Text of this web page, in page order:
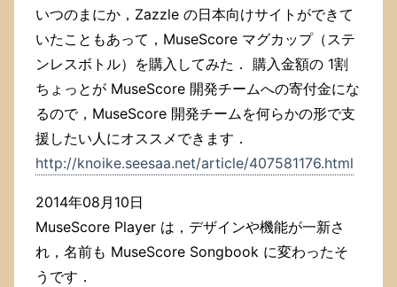
いつのまにか，Zazzle の日本向けサイトができて
いたこともあって，MuseScore マグカップ（ステ
ンレスボトル）を購入してみた． 購入金額の 1割
ちょっとが MuseScore 開発チームへの寄付金にな
るので，MuseScore 開発チームを何らかの形で支
援したい人にオススメできます．
http://knoike.seesaa.net/article/407581176.html
2014年08月10日
MuseScore Player は，デザインや機能が一新さ
れ，名前も MuseScore Songbook に変わったそ
うです．